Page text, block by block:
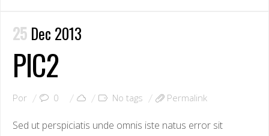
25 Dec 2013
PIC2
Por 0 No tags Permalink
Sed ut perspiciatis unde omnis iste natus error sit